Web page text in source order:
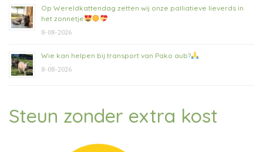
Op Wereldkattendag zetten wij onze palliatieve lieverds in
het zonnetje
8-08-2026
Wie kan helpen bij transport van Pako aub?
8-08-2026
Steun zonder extra kost